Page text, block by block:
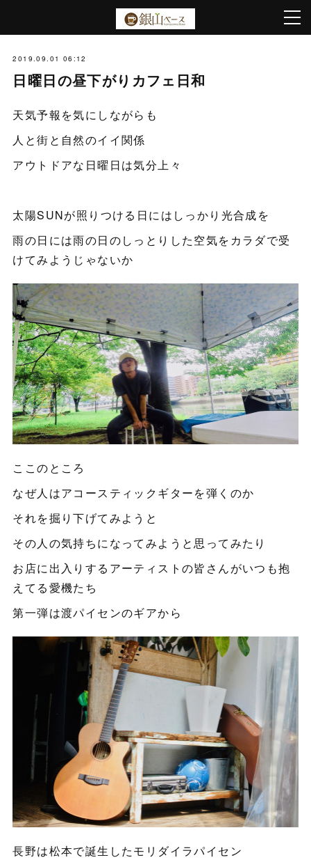
2019.09.01 06:12
日曜日の昼下がりカフェ日和
天気予報を気にしながらも
人と街と自然のイイ関係
アウトドアな日曜日は気分上々
太陽SUNが照りつける日にはしっかり光合成を
雨の日には雨の日のしっとりした空気をカラダで受
けてみようじゃないか
ここのところ
なぜ人はアコースティックギターを弾くのか
それを掘り下げてみようと
その人の気持ちになってみようと思ってみたり
お店に出入りするアーティストの皆さんがいつも抱
えてる愛機たち
第一弾は渡パイセンのギアから
長野は松本で誕生したモリダイラパイセン